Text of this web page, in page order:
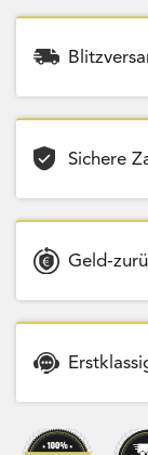
Sichere
Geld-